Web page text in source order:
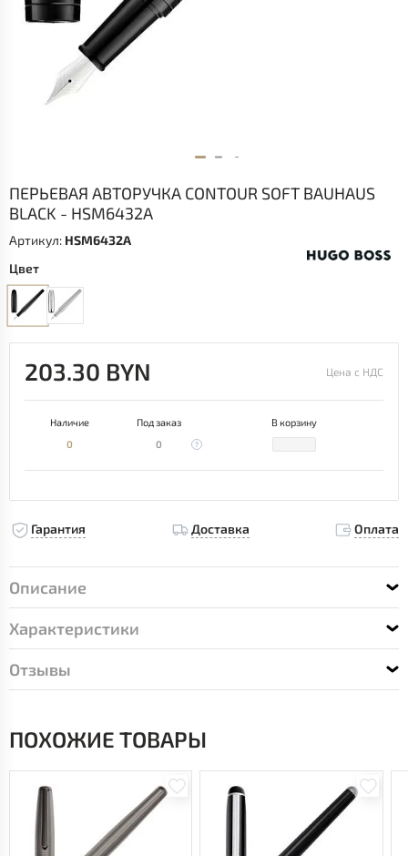
ПЕРЬЕВАЯ АВТОРУЧКА CONTOUR SOFT BAUHAUS
BLACK - HSM6432A
Артикул: HSM6432A
Цвет
203.30 BYN Цена с НДС
Наличие Под заказ
В корзину
0
0
Гарантия Доставка Оплата
Описание
Характеристики
Отзывы
ПОХОЖИЕ ТОВАРЫ